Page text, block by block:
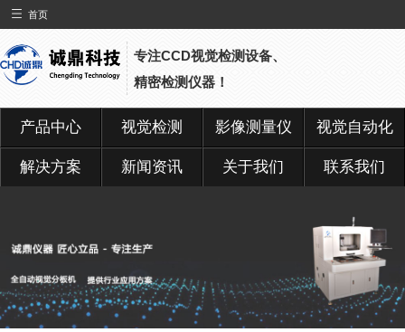
首页
专注CCD视觉检测设备、
精密检测仪器！
产品中心 视觉检测 影像测量仪 视觉自动化
解决方案 新闻资讯 关于我们 联系我们